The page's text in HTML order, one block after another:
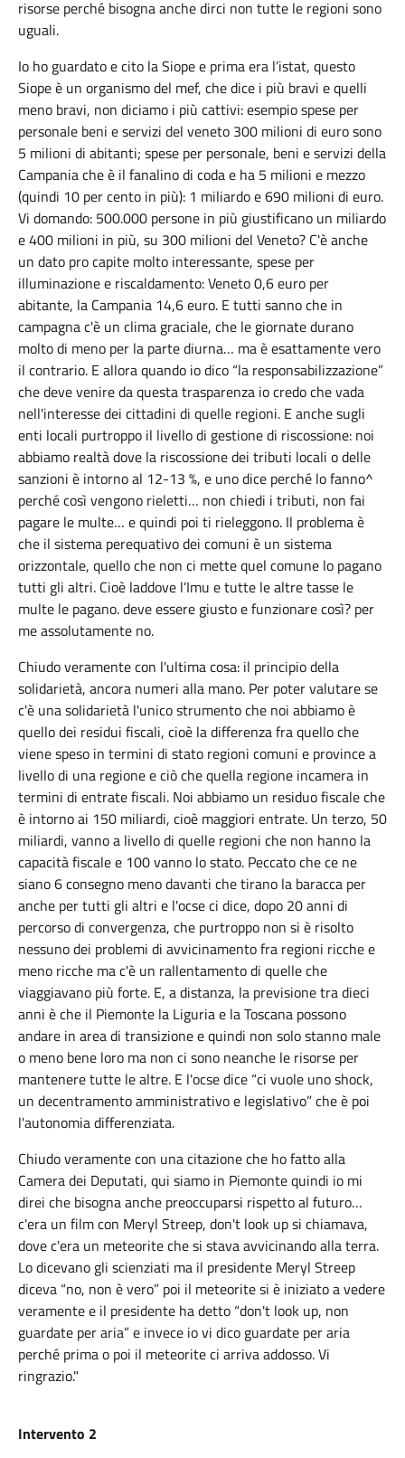
risorse perché bisogna anche dirci non tutte le regioni sono
uguali.
Io ho guardato e cito la Siope e prima era l’istat, questo
Siope è un organismo del mef, che dice i più bravi e quelli
meno bravi, non diciamo i più cattivi: esempio spese per
personale beni e servizi del veneto 300 milioni di euro sono
5 milioni di abitanti; spese per personale, beni e servizi della
Campania che è il fanalino di coda e ha 5 milioni e mezzo
(quindi 10 per cento in più): 1 miliardo e 690 milioni di euro.
Vi domando: 500.000 persone in più giustificano un miliardo
e 400 milioni in più, su 300 milioni del Veneto? C'è anche
un dato pro capite molto interessante, spese per
illuminazione e riscaldamento: Veneto 0,6 euro per
abitante, la Campania 14,6 euro. E tutti sanno che in
campagna c'è un clima graciale, che le giornate durano
molto di meno per la parte diurna… ma è esattamente vero
il contrario. E allora quando io dico “la responsabilizzazione”
che deve venire da questa trasparenza io credo che vada
nell'interesse dei cittadini di quelle regioni. E anche sugli
enti locali purtroppo il livello di gestione di riscossione: noi
abbiamo realtà dove la riscossione dei tributi locali o delle
sanzioni è intorno al 12-13 %, e uno dice perché lo fanno^
perché così vengono rieletti… non chiedi i tributi, non fai
pagare le multe… e quindi poi ti rieleggono. Il problema è
che il sistema perequativo dei comuni è un sistema
orizzontale, quello che non ci mette quel comune lo pagano
tutti gli altri. Cioè laddove l’Imu e tutte le altre tasse le
multe le pagano. deve essere giusto e funzionare così? per
me assolutamente no.
Chiudo veramente con l'ultima cosa: il principio della
solidarietà, ancora numeri alla mano. Per poter valutare se
c'è una solidarietà l'unico strumento che noi abbiamo è
quello dei residui fiscali, cioè la differenza fra quello che
viene speso in termini di stato regioni comuni e province a
livello di una regione e ciò che quella regione incamera in
termini di entrate fiscali. Noi abbiamo un residuo fiscale che
è intorno ai 150 miliardi, cioè maggiori entrate. Un terzo, 50
miliardi, vanno a livello di quelle regioni che non hanno la
capacità fiscale e 100 vanno lo stato. Peccato che ce ne
siano 6 consegno meno davanti che tirano la baracca per
anche per tutti gli altri e l'ocse ci dice, dopo 20 anni di
percorso di convergenza, che purtroppo non si è risolto
nessuno dei problemi di avvicinamento fra regioni ricche e
meno ricche ma c'è un rallentamento di quelle che
viaggiavano più forte. E, a distanza, la previsione tra dieci
anni è che il Piemonte la Liguria e la Toscana possono
andare in area di transizione e quindi non solo stanno male
o meno bene loro ma non ci sono neanche le risorse per
mantenere tutte le altre. E l'ocse dice “ci vuole uno shock,
un decentramento amministrativo e legislativo” che è poi
l'autonomia differenziata.
Chiudo veramente con una citazione che ho fatto alla
Camera dei Deputati, qui siamo in Piemonte quindi io mi
direi che bisogna anche preoccuparsi rispetto al futuro…
c'era un film con Meryl Streep, don't look up si chiamava,
dove c'era un meteorite che si stava avvicinando alla terra.
Lo dicevano gli scienziati ma il presidente Meryl Streep
diceva “no, non è vero” poi il meteorite si è iniziato a vedere
veramente e il presidente ha detto “don't look up, non
guardate per aria” e invece io vi dico guardate per aria
perché prima o poi il meteorite ci arriva addosso. Vi
ringrazio."
Intervento 2